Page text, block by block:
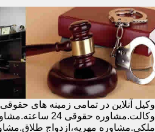
وکیل آنلاین در تمامی زمینه های
وکالت.مشاوره
ملکی.مشاوره مهریه،ازدواج